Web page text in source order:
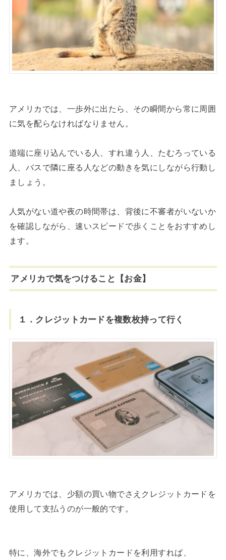
アメリカでは、一歩外に出たら、その瞬間から常に周囲
に気を配らなければなりません。
道端に座り込んでいる人、すれ違う人、たむろっている
人、バスで隣に座る人などの動きを気にしながら行動し
ましょう。
人気がない道や夜の時間帯は、背後に不審者がいないか
を確認しながら、速いスピードで歩くことをおすすめし
ます。
アメリカで気をつけること【お金】
１．クレジットカードを複数枚持って行く
アメリカでは、少額の買い物でさえクレジットカードを
使用して支払うのが一般的です。
特に、海外でもクレジットカードを利用すれば、